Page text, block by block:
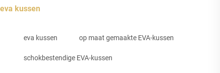
eva kussen
eva kussen op maat gemaakte EVA-kussen
schokbestendige EVA-kussen